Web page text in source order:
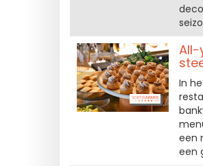
All-
In
een
een